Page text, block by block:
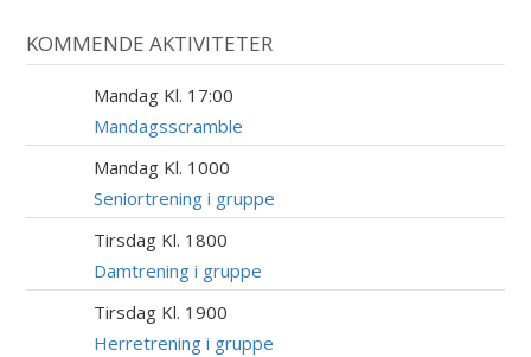
KOMMENDE AKTIVITETER
Mandag Kl. 17:00
Mandagsscramble
Mandag Kl. 1000
Seniortrening i gruppe
Tirsdag Kl. 1800
Damtrening i gruppe
Tirsdag Kl. 1900
Herretrening i gruppe